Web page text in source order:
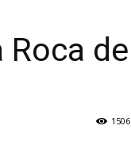
Roca de
1506